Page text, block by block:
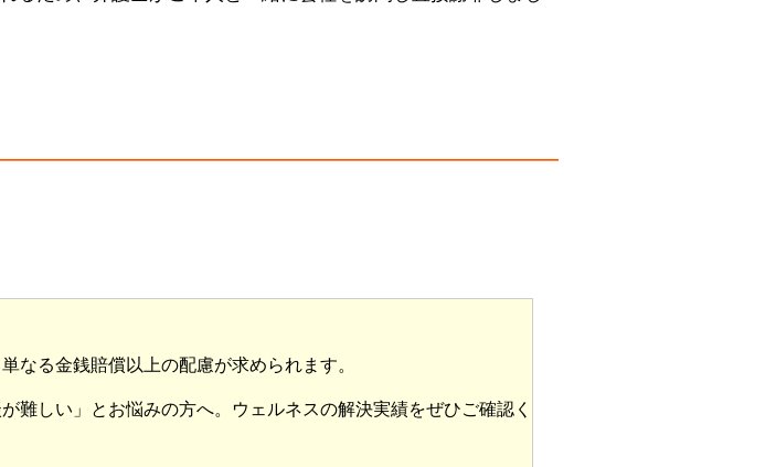
なる金銭賠償以上の配慮が求められます。
難しい」とお悩みの方へ。ウェルネスの解決実績をぜひご確認く